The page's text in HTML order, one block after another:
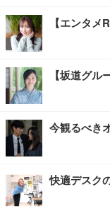
【エンタ
【坂道グ
今観るべき
快適デスク